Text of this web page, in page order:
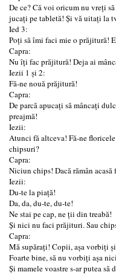
De ce? Că voi oricum nu vreți
jucați pe tabletă! Și vă uitați la
Ied 3:
Poți să îmi faci mie o prăjitură!
Capra:
Nu îți fac prăjitură! Deja ai
Iezii 1 și 2:
Fă-ne nouă prăjitură!
Capra:
De parcă apucați să mâncați
preajmă!
Iezii:
Atunci fă altceva! Fă-ne
chipsuri?
Capra:
Niciun chips! Dacă rămân acasă
Iezii:
Du-te la piață!
Da, da, du-te, du-te!
Ne stai pe cap, ne ții din treabă!
Și nici nu faci prăjituri. Sau
Capra:
Mă supărați! Copii, așa vorbiți
Foarte bine, să nu vorbiți așa
Și mamele voastre s-ar putea